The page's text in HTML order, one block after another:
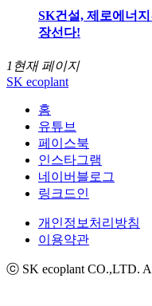
SK건설, 제로에너
장선다!
1 현재 페이지
SK ecoplant
홈
유튜브
페이스북
인스타그램
네이버블로그
링크드인
개인정보처리방침
이용약관
ⓒ SK ecoplant CO.,LTD.